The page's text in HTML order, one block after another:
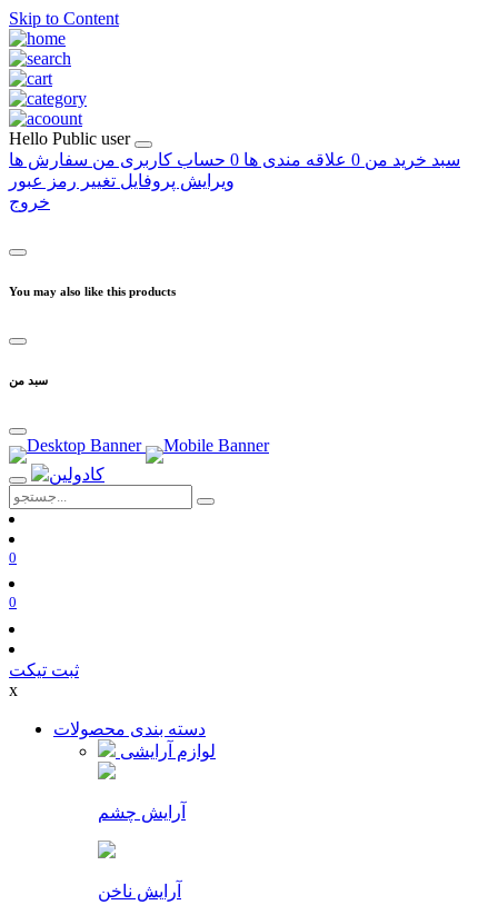
Skip to Content
Hello Public user
سبد خرید من 0 علاقه مندی ها 0 حساب کاربری من سفارش ها
ویرایش پروفایل تغییر رمز عبور
خروج
You may also like this products
سبد من
0
0
ثبت تیکت
x
دسته بندی محصولات
لوازم آرایشی
آرایش چشم
آرایش ناخن